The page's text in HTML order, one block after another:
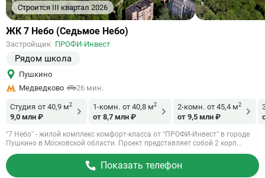
Строится III квартал 2026
Ссылка
объект
ЖК 7 Небо (Седьмое Небо)
Застройщик ПРОФИ-Инвест
Рядом школа
Пушкино
Медведково
26 мин.
Студия от 40,9 м2
9,0 млн ₽
1-комн. от 40,8 м2
от 8,7 млн ₽
2-комн. от 45,4 м2
от 9,5 млн ₽
“7 Небо” - жилой комплекс комфорт-класса от “ПРОФИ-Инвест” в городе
Пушкино в Московской области. Проект представляет собой 2 корп...
Показать телефон